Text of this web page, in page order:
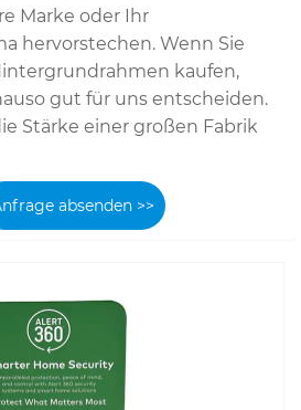
Marke oder Ihr
hervorstechen. Wenn Sie
kaufen,
gut für uns entscheiden.
Stärke einer großen Fabrik
absenden >>